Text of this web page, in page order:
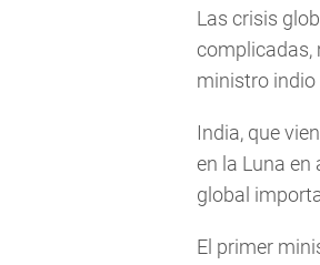
Las crisis
complicadas,
ministro indio
India, que
en la Luna en
global
El primer